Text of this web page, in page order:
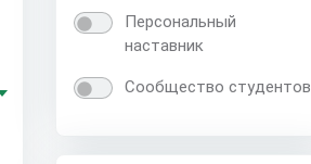
Персональный
наставник
Сообщество студентов